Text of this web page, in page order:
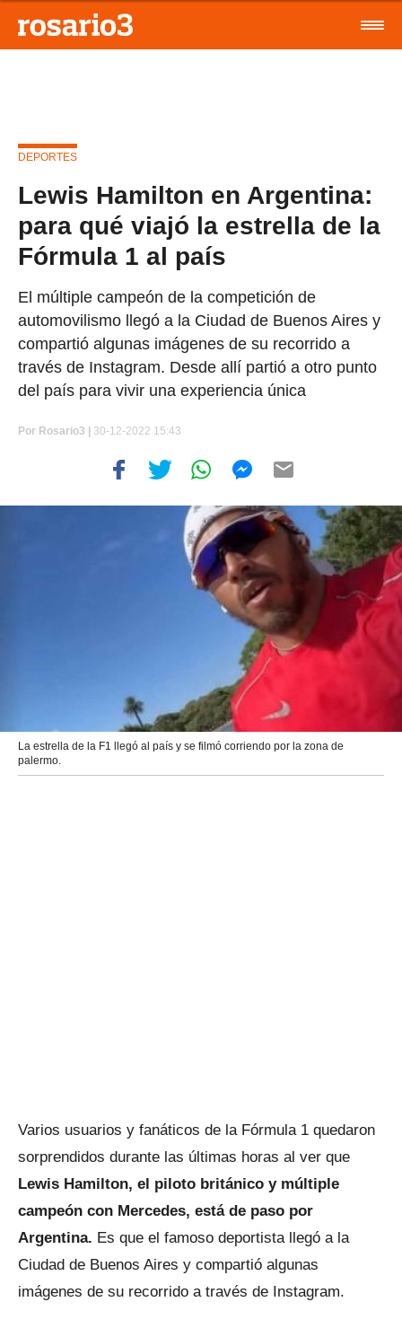
DEPORTES
Lewis Hamilton en Argentina:
para qué viajó la estrella de la
Fórmula 1 al país
El múltiple campeón de la competición de
automovilismo llegó a la Ciudad de Buenos Aires y
compartió algunas imágenes de su recorrido a
través de Instagram. Desde allí partió a otro punto
del país para vivir una experiencia única
Por Rosario3 | 30-12-2022 15:43
La estrella de la F1 llegó al país y se filmó corriendo por la zona de
palermo.
Varios usuarios y fanáticos de la Fórmula 1 quedaron
sorprendidos durante las últimas horas al ver que
Lewis Hamilton, el piloto británico y múltiple
campeón con Mercedes, está de paso por
Argentina. Es que el famoso deportista llegó a la
Ciudad de Buenos Aires y compartió algunas
imágenes de su recorrido a través de Instagram.